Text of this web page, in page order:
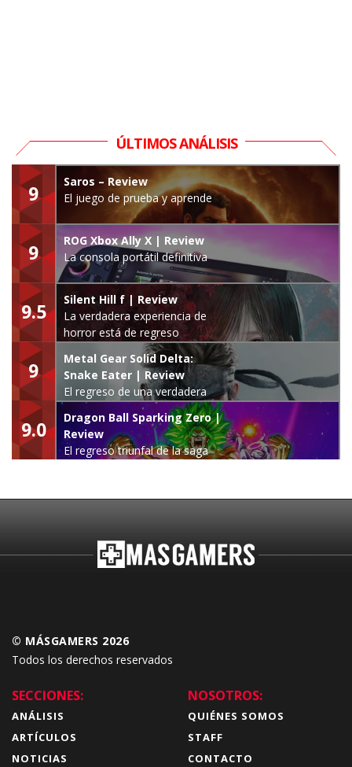
ÚLTIMOS ANÁLISIS
9
Saros – Review
El juego de prueba y aprende
9
ROG Xbox Ally X | Review
La consola portátil definitiva
9.5
Silent Hill f | Review
La verdadera experiencia de
horror está de regreso
9
Metal Gear Solid Delta:
Snake Eater | Review
El regreso de una verdadera
leyenda
9.0
Dragon Ball Sparking Zero |
Review
El regreso triunfal de la saga
© MÁSGAMERS 2026
Todos los derechos reservados
SECCIONES:
ANÁLISIS
ARTÍCULOS
NOTICIAS
NOSOTROS:
QUIÉNES SOMOS
STAFF
CONTACTO